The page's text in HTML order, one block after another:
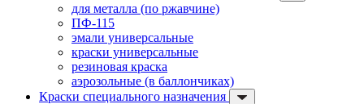
для металла (по ржавчине)
ПФ-115
эмали универсальные
краски универсальные
резиновая краска
аэрозольные (в баллончиках)
Краски специального назначения